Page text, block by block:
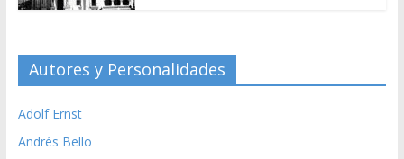
Autores y Personalidades
Adolf Ernst
Andrés Bello